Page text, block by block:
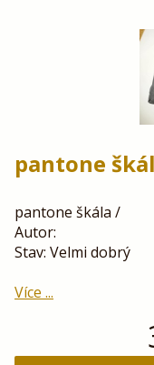
pantone
pantone škála /
Autor:
Stav: Velmi dobrý
Více ...